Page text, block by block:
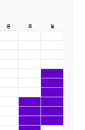
금 토
일